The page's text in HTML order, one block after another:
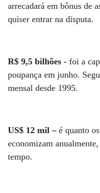
arrecadará em bônus de
quiser entrar na disputa.
R$ 9,5 bilhões - foi a
poupança em junho.
mensal desde 1995.
US$ 12 mil –é quanto
economizam
tempo.